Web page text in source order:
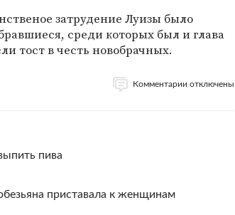
затрудение Луизы было
среди которых был и глава
тост в честь новобрачных.
Комментарии отключены
пива
приставала к женщинам